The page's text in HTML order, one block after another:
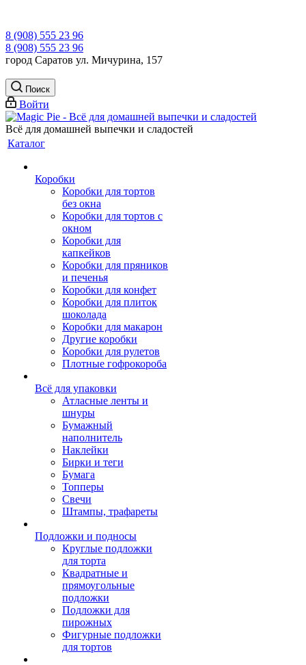
8 (908) 555 23 96
8 (908) 555 23 96
город Саратов ул. Мичурина, 157
Поиск
Войти
Всё для домашней выпечки и сладостей
Каталог
Коробки
Коробки для тортов
без окна
Коробки для тортов с
окном
Коробки для
капкейков
Коробки для пряников
и печенья
Коробки для конфет
Коробки для плиток
шоколада
Коробки для макарон
Другие коробки
Коробки для рулетов
Плотные гофрокороба
Всё для упаковки
Атласные ленты и
шнуры
Бумажный
наполнитель
Наклейки
Бирки и теги
Бумага
Топперы
Свечи
Штампы, трафареты
Подложки и подносы
Круглые подложки
для торта
Квадратные и
прямоугольные
подложки
Подложки для
пирожных
Фигурные подложки
для тортов